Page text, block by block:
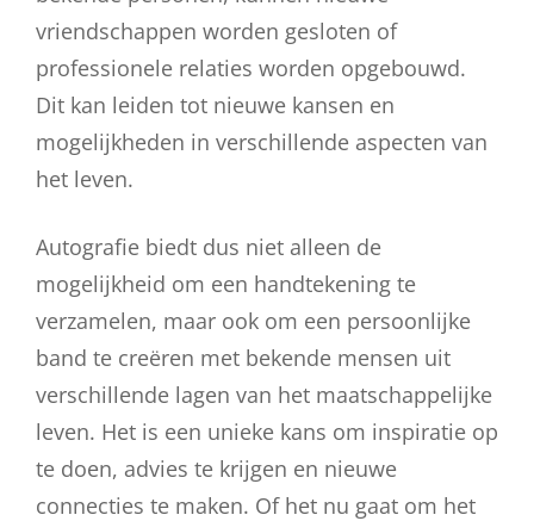
vriendschappen worden gesloten of
professionele relaties worden opgebouwd.
Dit kan leiden tot nieuwe kansen en
mogelijkheden in verschillende aspecten van
het leven.
Autografie biedt dus niet alleen de
mogelijkheid om een handtekening te
verzamelen, maar ook om een persoonlijke
band te creëren met bekende mensen uit
verschillende lagen van het maatschappelijke
leven. Het is een unieke kans om inspiratie op
te doen, advies te krijgen en nieuwe
connecties te maken. Of het nu gaat om het